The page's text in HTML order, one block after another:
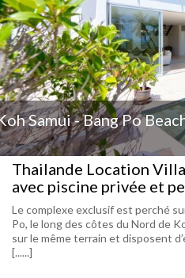
Samui - Bang Po
Thailande Location
avec piscine privée et
Le complexe exclusif est perché
Po, le long des côtes du Nord de
sur le même terrain et disposent
[......]